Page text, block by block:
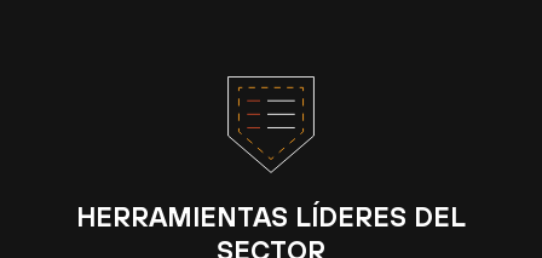
HERRAMIENTAS LÍDERES DEL
SECTOR